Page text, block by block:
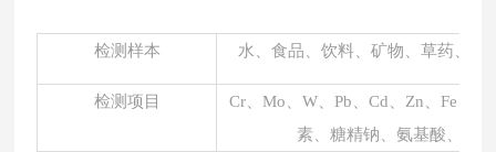
检测样本 水、食品、饮料、矿物、草药、
检测项目 Cr、Mo、W、Pb、Cd、Zn、Fe、
素、糖精钠、 氨基酸、维